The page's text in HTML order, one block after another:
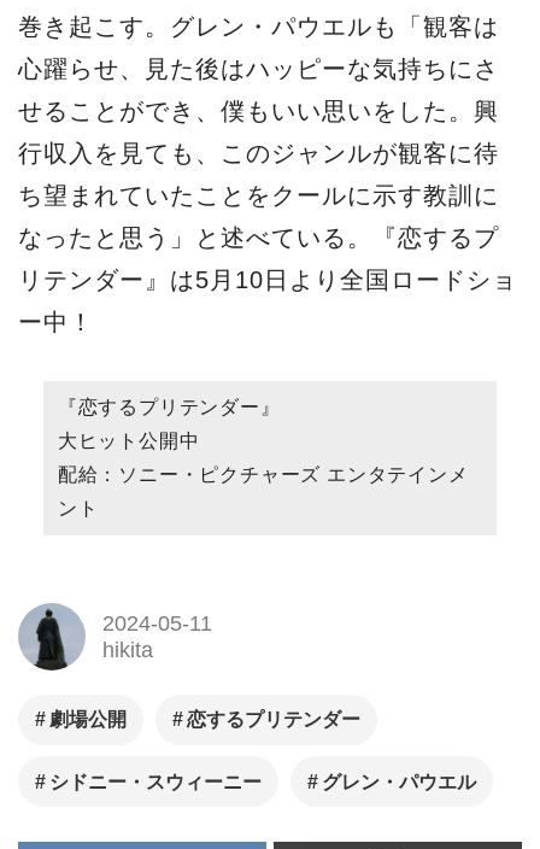
巻き起こす。グレン・パウエルも「観客は
心躍らせ、見た後はハッピーな気持ちにさ
せることができ、僕もいい思いをした。興
行収入を見ても、このジャンルが観客に待
ち望まれていたことをクールに示す教訓に
なったと思う」と述べている。『恋するプ
リテンダー』は5月10日より全国ロードショ
ー中！
『恋するプリテンダー』
大ヒット公開中
配給：ソニー・ピクチャーズ エンタテインメ
ント
2024-05-11
hikita
劇場公開 恋するプリテンダー
シドニー・スウィーニー グレン・パウエル